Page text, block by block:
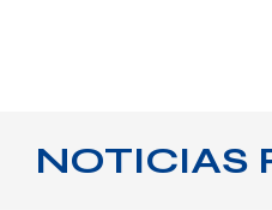
NOTICIAS